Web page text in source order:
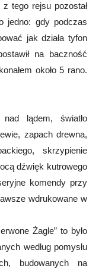
tego rejsu pozostał
jedno: gdy podczas
jak działa tyfon
na baczność
około 5 rano.
lądem, światło
zapach drewna,
skrzypienie
dźwięk kutrowego
komendy przy
wdrukowane w
Żagle” to było
według pomysłu
budowanych na